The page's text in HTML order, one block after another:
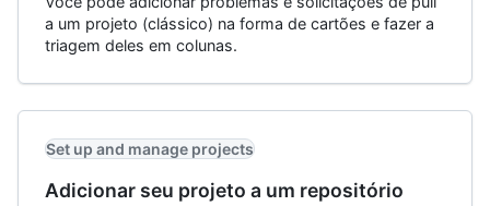
a um projeto (clássico) na forma de cartões e fazer a
triagem deles em colunas.
Set up and manage projects
Adicionar seu projeto a um repositório